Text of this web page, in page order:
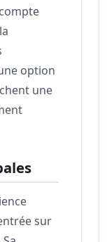
option
une
sur